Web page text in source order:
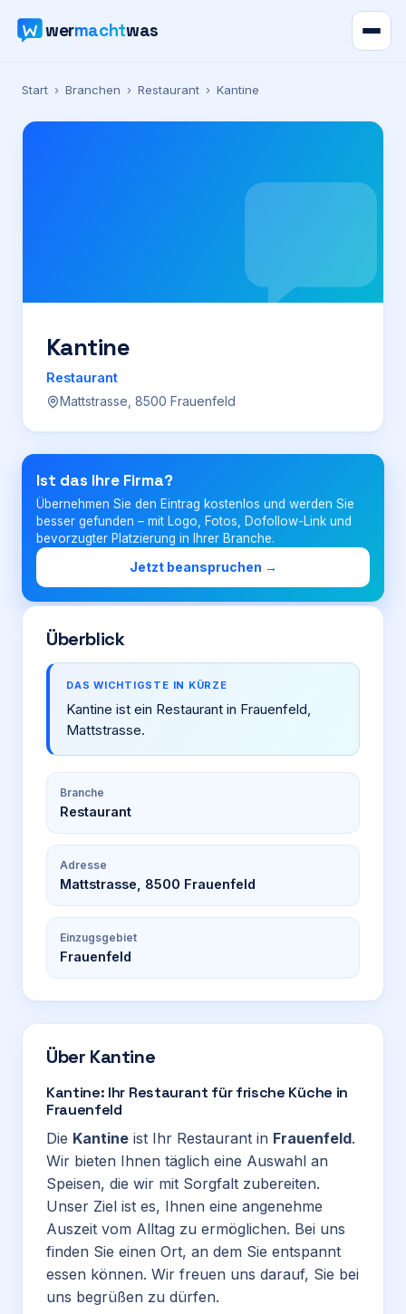
wermachtwas
Verzeichnis
Karte
Preise
Für Firmen
Login
Firma eintragen
Start › Branchen › Restaurant › Kantine
Kantine
Restaurant
Mattstrasse, 8500 Frauenfeld
Ist das Ihre Firma?
Übernehmen Sie den Eintrag kostenlos und werden Sie
besser gefunden – mit Logo, Fotos, Dofollow-Link und
bevorzugter Platzierung in Ihrer Branche.
Jetzt beanspruchen →
Überblick
DAS WICHTIGSTE IN KÜRZE
Kantine ist ein Restaurant in Frauenfeld,
Mattstrasse.
Branche
Restaurant
Adresse
Mattstrasse, 8500 Frauenfeld
Einzugsgebiet
Frauenfeld
Über Kantine
Kantine: Ihr Restaurant für frische Küche in
Frauenfeld
Die Kantine ist Ihr Restaurant in Frauenfeld.
Wir bieten Ihnen täglich eine Auswahl an
Speisen, die wir mit Sorgfalt zubereiten.
Unser Ziel ist es, Ihnen eine angenehme
Auszeit vom Alltag zu ermöglichen. Bei uns
finden Sie einen Ort, an dem Sie entspannt
essen können. Wir freuen uns darauf, Sie bei
uns begrüßen zu dürfen.